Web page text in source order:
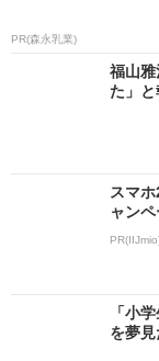
PR(森永乳業)
福山雅
た」
スマ
ャンペ
「小
を夢